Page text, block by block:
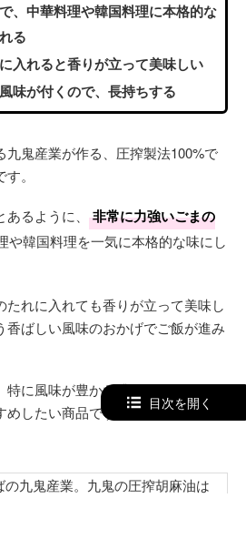
、中華料理や韓国料理に本格的な
る
入れると香りが立って美味しい
味が付くので、長持ちする
九鬼産業が作る、圧搾製法100%で
。
るように、
非常に力強いごまの
や韓国料理を一気に本格的な味にし
たれに入れても香りが立って美味し
香ばしい風味のおかげでご飯が進み
特に風味が豊かな濃口のものをお探
めしたい商品です。
の九鬼産業。九鬼の圧搾胡麻油は
目次を開く